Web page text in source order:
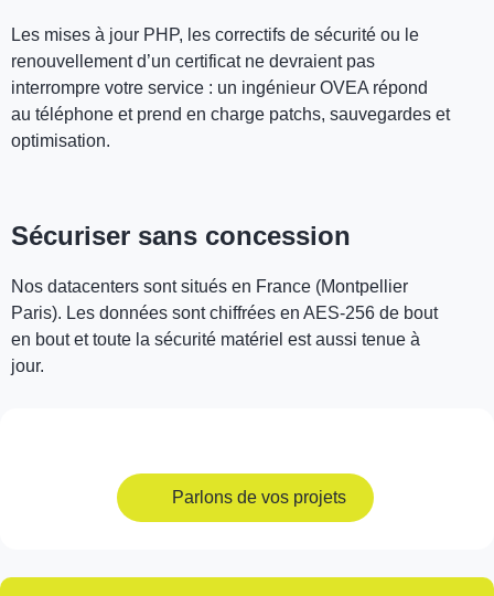
Les mises à jour PHP, les correctifs de sécurité ou le
renouvellement d’un certificat ne devraient pas
interrompre votre service : un ingénieur OVEA répond
au téléphone et prend en charge patchs, sauvegardes et
optimisation.
Sécuriser sans concession
Nos datacenters sont situés en France (Montpellier
Paris). Les données sont chiffrées en AES‑256 de bout
en bout et toute la sécurité matériel est aussi tenue à
jour.
Parlons de vos projets